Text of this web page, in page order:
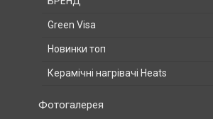
Green Visa
Новинки топ
Керамічні нагрівачі Heats
Фотогалерея